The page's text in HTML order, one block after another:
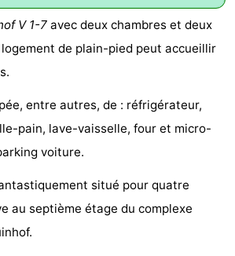
V 1-7 avec deux chambres et deux
de plain-pied peut accueillir
entre autres, de : réfrigérateur,
pain, lave-vaisselle, four et micro-
voiture.
situé pour quatre
au septième étage du complexe